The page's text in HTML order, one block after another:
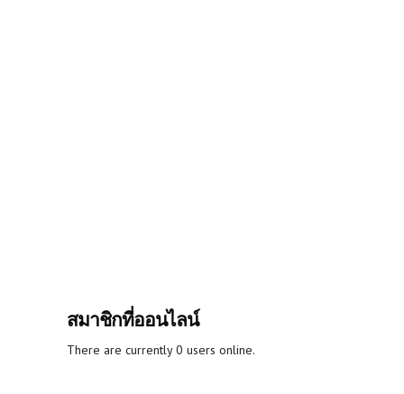
สมาชิกที่ออนไลน์
There are currently 0 users online.